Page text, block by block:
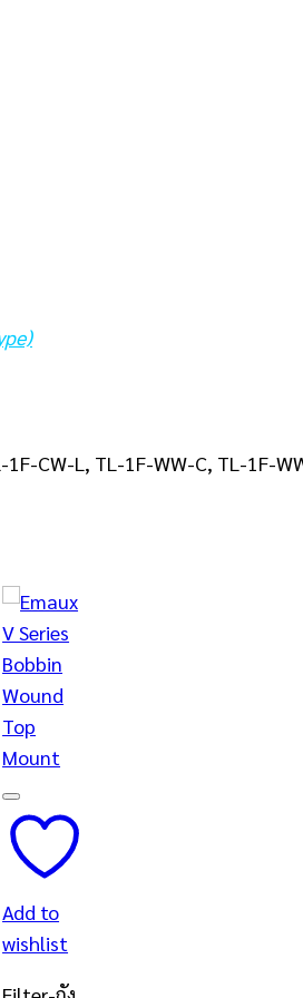
CW-L, TL-1F-WW-C, TL-1F-
Add to
wishlist